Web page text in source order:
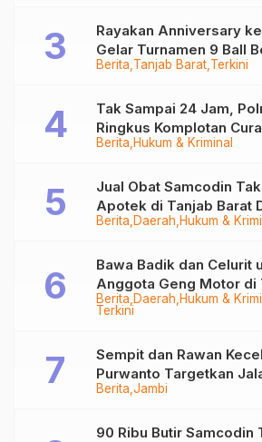
Berita Tanjab Barat Terkini
Rayakan Anniversary
Gelar Turnamen 9 Ball
Juta
Berita Hukum & Kriminal
Tak Sampai 24 Jam,
Ringkus Komplotan
Tungkal
Berita Daerah Hukum &
Jual Obat Samcodin
Apotek di Tanjab Barat
Berita Daerah Hukum &
Terkini
Bawa Badik dan Celurit
Anggota Geng Motor di
Diringkus
Berita Jambi
Sempit dan Rawan
Purwanto Targetkan
Tungkal-Jambi Mulus di
90 Ribu Butir Samcodin